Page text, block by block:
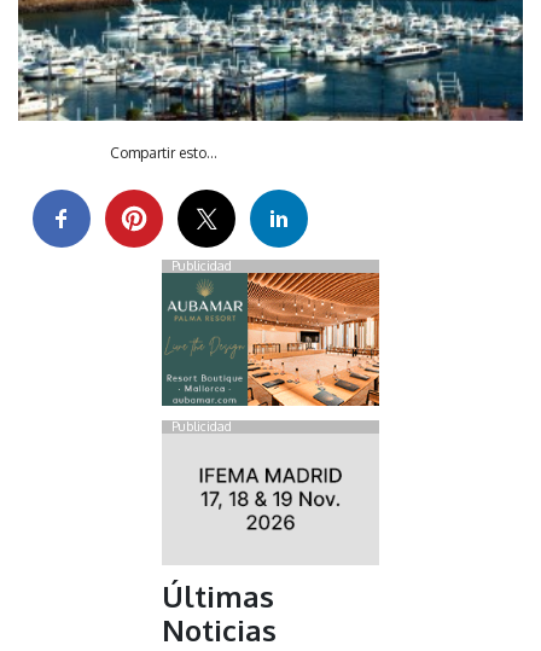
Compartir esto...
Publicidad
Publicidad
Últimas
Noticias